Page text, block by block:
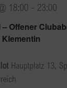
– Offener
18:00 - 23:00
Hauptplatz 13,